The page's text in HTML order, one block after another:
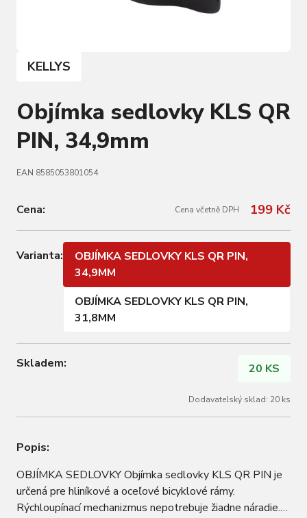
KELLYS
Objímka sedlovky KLS QR
PIN, 34,9mm
EAN 8585053801054
Cena: Cena včetně DPH 199 Kč
Varianta:
OBJÍMKA SEDLOVKY KLS QR PIN,
34,9MM
OBJÍMKA SEDLOVKY KLS QR PIN,
31,8MM
Skladem: 20 KS
Dodavatelský sklad: 20 ks
Popis:
OBJÍMKA SEDLOVKY Objímka sedlovky KLS QR PIN je
určená pre hliníkové a oceľové bicyklové rámy.
Rýchloupínací mechanizmus nepotrebuje žiadne náradie.